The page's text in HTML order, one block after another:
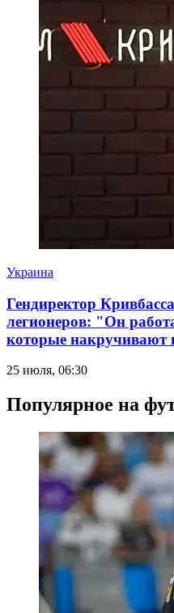
Украина
Гендиректор
легионеров: "Он
которые накручивают
25 июля, 06:30
Популярное на